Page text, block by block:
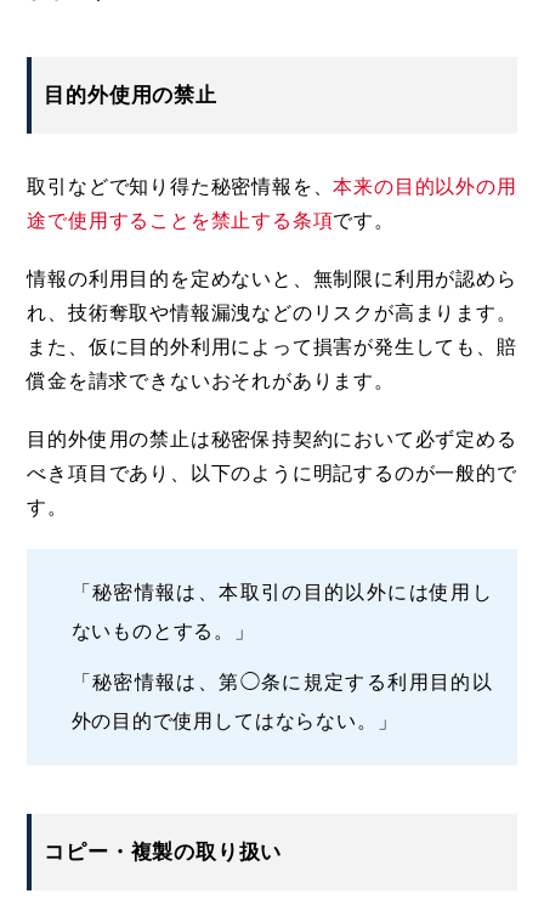
目的外使用の禁止
取引などで知り得た秘密情報を、本来の目的以外の用
途で使用することを禁止する条項です。
情報の利用目的を定めないと、無制限に利用が認めら
れ、技術奪取や情報漏洩などのリスクが高まります。
また、仮に目的外利用によって損害が発生しても、賠
償金を請求できないおそれがあります。
目的外使用の禁止は秘密保持契約において必ず定める
べき項目であり、以下のように明記するのが一般的で
す。
「秘密情報は、本取引の目的以外には使用し
ないものとする。」
「秘密情報は、第◯条に規定する利用目的以
外の目的で使用してはならない。」
コピー・複製の取り扱い